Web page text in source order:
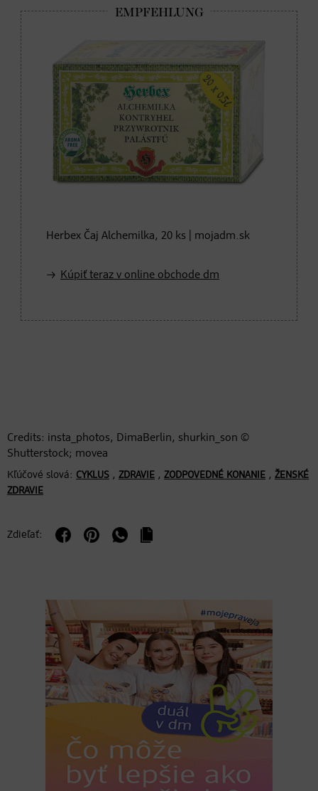
Herbex Čaj Alchemilka, 20 ks | mojadm.sk
Kúpiť teraz v online obchode dm
Credits: insta_photos, DimaBerlin, shurkin_son ©
Shutterstock; movea
Kľúčové slová: CYKLUS , ZDRAVIE , ZODPOVEDNÉ KONANIE , ŽENSKÉ
ZDRAVIE
Zdieľať: